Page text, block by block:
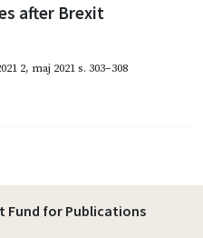
after Brexit
2, maj 2021s. 303–308
Fund for Publications